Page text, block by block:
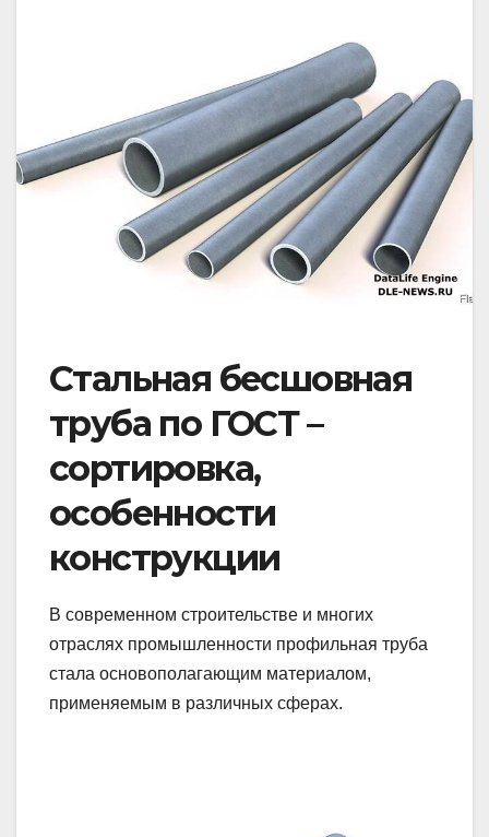
Стальная бесшовная
труба по ГОСТ –
сортировка,
особенности
конструкции
В современном строительстве и многих
отраслях промышленности профильная труба
стала основополагающим материалом,
применяемым в различных сферах.